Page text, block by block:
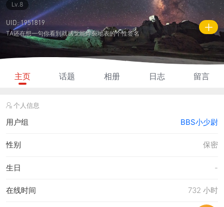
268
主题
4553
回复
0
日志
0
相册
3
好友
34 3
关注
0
说说
2万
人气
5525
积分
Lv.8
UID: 1951819
TA还在想一句你看到就感觉能炸裂地表的个性签名
主页 话题 相册 日志 留言
个人信息
用户组 BBS小少尉
保密
性别
-
生日
732 小时
在线时间